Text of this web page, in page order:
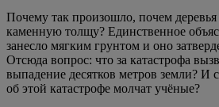
Почему так произошло, почем деревья
каменную толщу? Единственное
занесло мягким грунтом и оно
Отсюда вопрос: что за катастрофа
выпадение десятков метров земли? И
об этой катастрофе молчат учёные?